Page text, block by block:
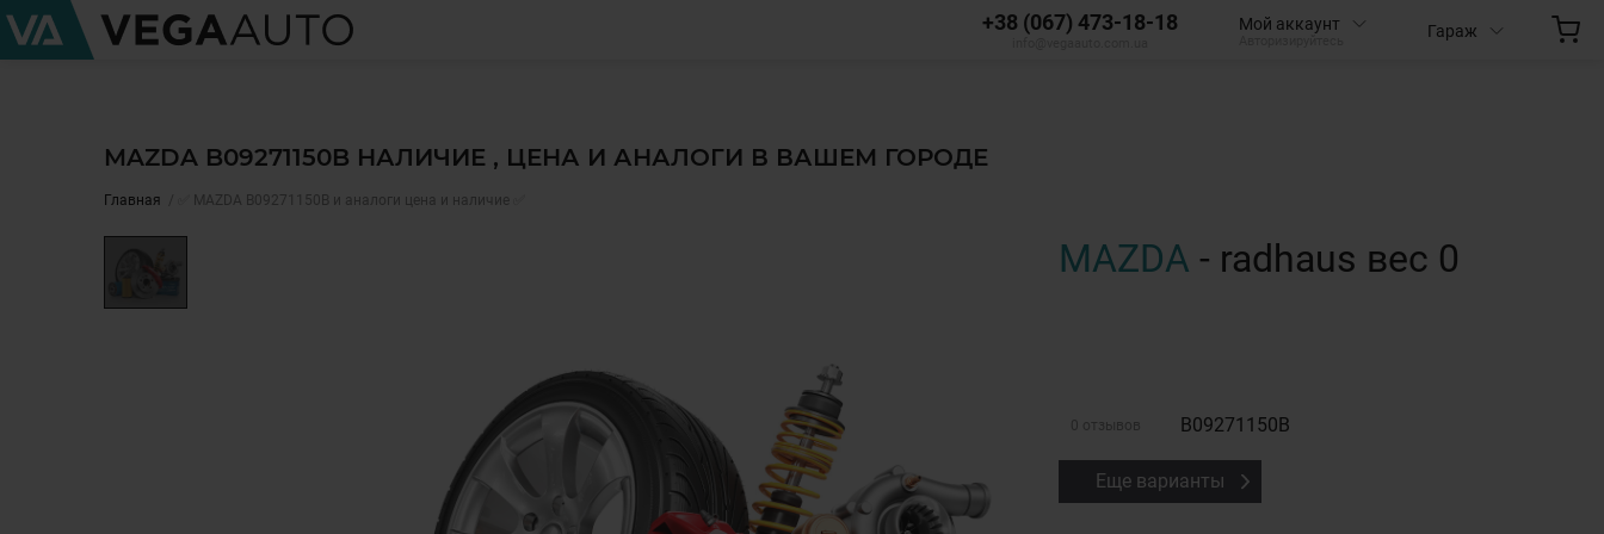
+38 (067) 473-18-18 Мой аккаунт Гараж
MAZDA B09271150B НАЛИЧИЕ , ЦЕНА И АНАЛОГИ В ВАШЕМ ГОРОДЕ
Главная ✅ MAZDA B09271150B и аналоги цена и наличие ✅
MAZDA - radhaus вес 0
0 отзывов B09271150B
Еще варианты